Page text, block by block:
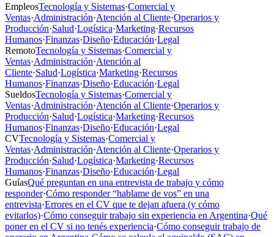
EmpleosTecnología y Sistemas·Comercial y
Ventas·Administración·Atención al Cliente·Operarios y
Producción·Salud·Logística·Marketing·Recursos
Humanos·Finanzas·Diseño·Educación·Legal
RemotoTecnología y Sistemas·Comercial y
Ventas·Administración·Atención al
Cliente·Salud·Logística·Marketing·Recursos
Humanos·Finanzas·Diseño·Educación·Legal
SueldosTecnología y Sistemas·Comercial y
Ventas·Administración·Atención al Cliente·Operarios y
Producción·Salud·Logística·Marketing·Recursos
Humanos·Finanzas·Diseño·Educación·Legal
CVTecnología y Sistemas·Comercial y
Ventas·Administración·Atención al Cliente·Operarios y
Producción·Salud·Logística·Marketing·Recursos
Humanos·Finanzas·Diseño·Educación·Legal
GuíasQué preguntan en una entrevista de trabajo y cómo
responder·Cómo responder “hablame de vos” en una
entrevista·Errores en el CV que te dejan afuera (y cómo
evitarlos)·Cómo conseguir trabajo sin experiencia en Argentina·Qué
poner en el CV si no tenés experiencia·Cómo conseguir trabajo de